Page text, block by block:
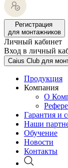
Регистрация
для монтажников
Личный кабинет
Вход в личный
Caius Club для
Продукция
Компания
О
Гарантия и
Наши
Обучение
Новости
Контакты